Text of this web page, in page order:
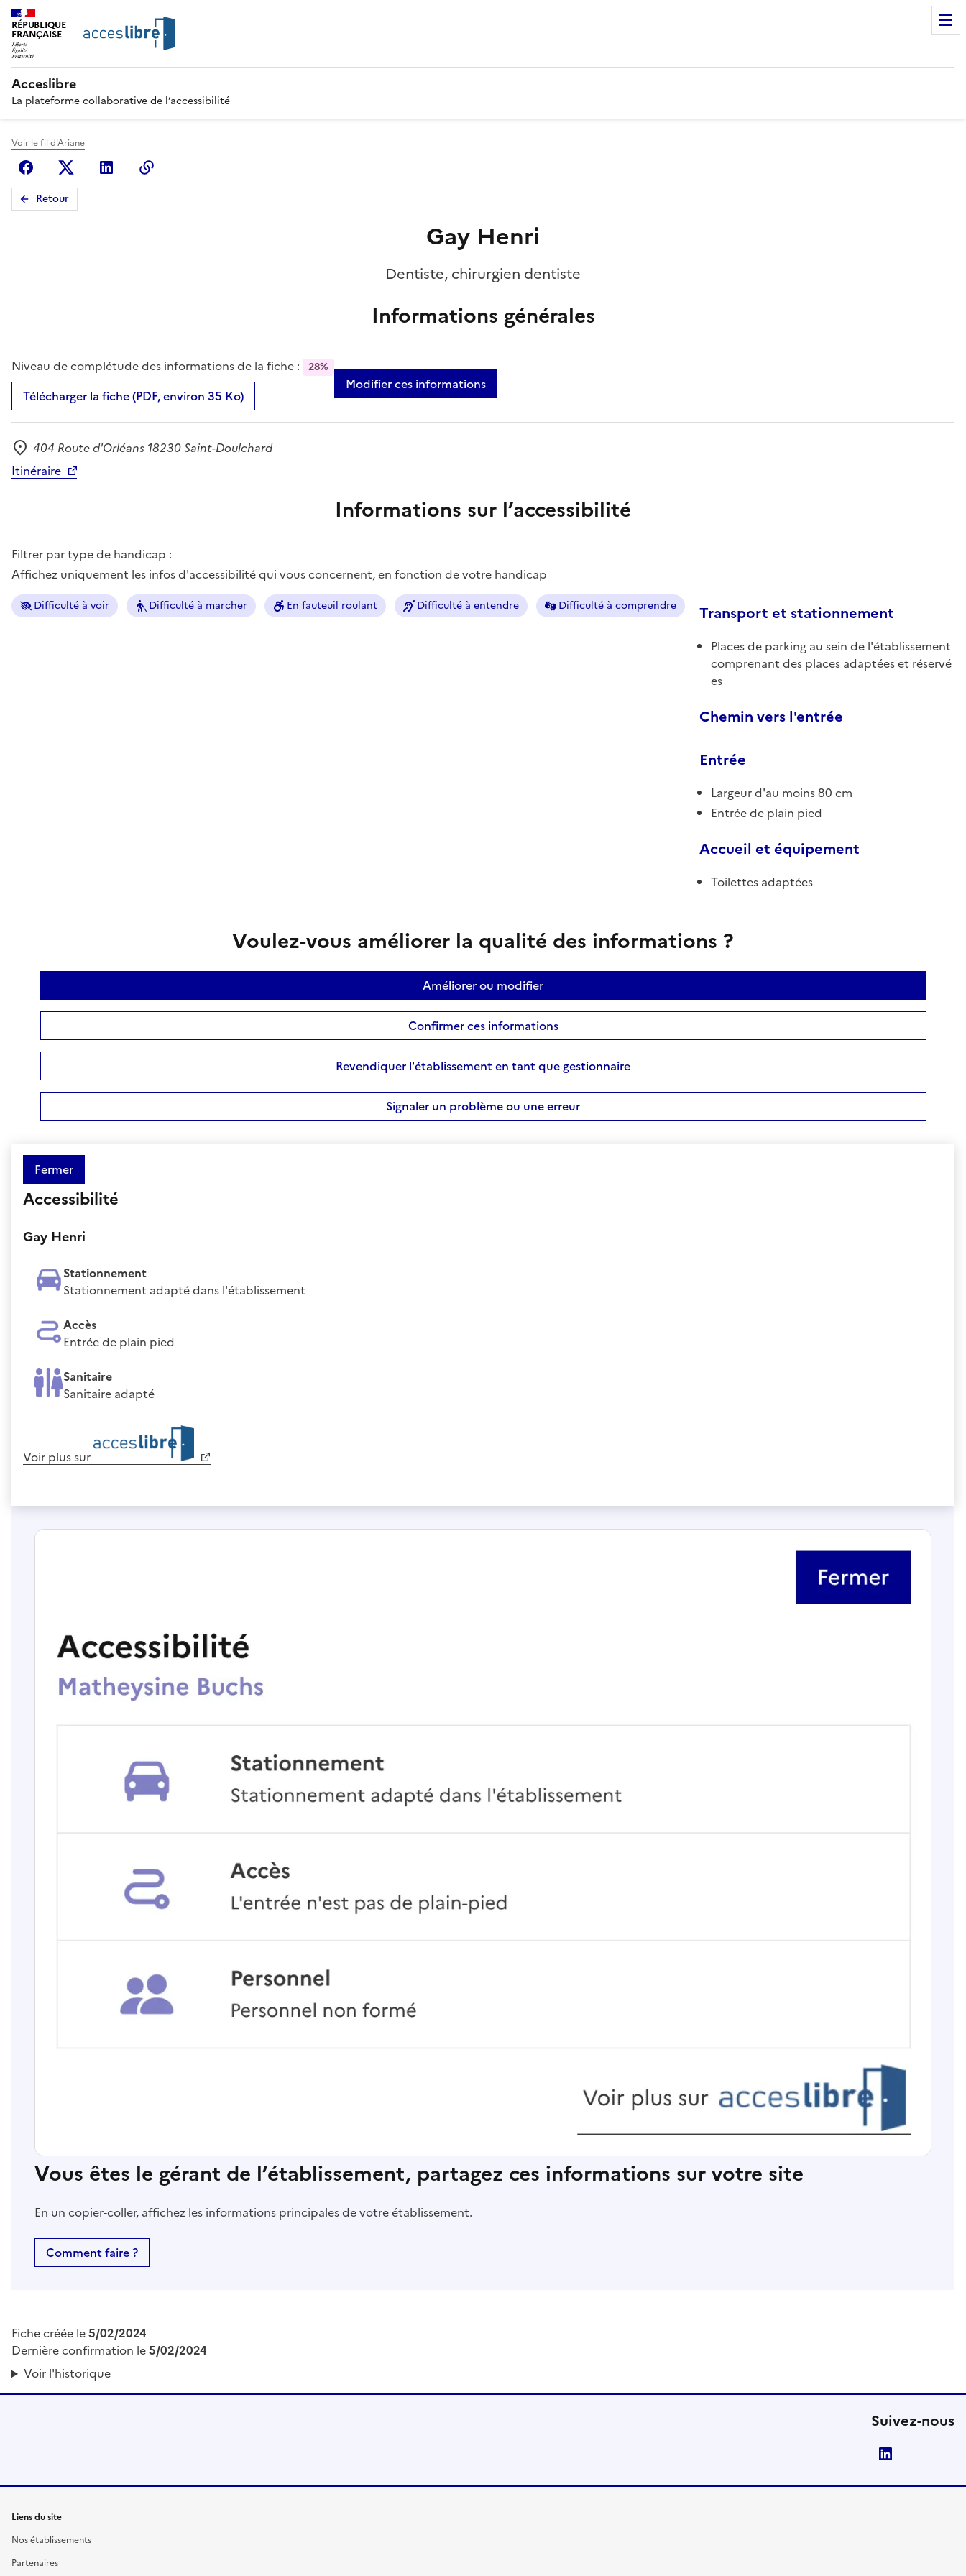
RÉPUBLIQUE
FRANÇAISE
Acceslibre
La plateforme collaborative de l’accessibilité
Voir le fil d'Ariane
FacebookX (anciennement Twitter)
Linkedin
Retour
Gay Henri
Dentiste, chirurgien dentiste
Informations générales
Niveau de complétude des informations de la fiche : 28%
Télécharger la fiche (PDF, environ 35 Ko)
Modifier ces informations
Adresse
404 Route d'Orléans 18230 Saint-Doulchard
Itinéraire
Informations sur l’accessibilité
Filtrer par type de handicap :
Affichez uniquement les infos d'accessibilité qui vous concernent, en fonction de votre handicap
Difficulté à voir Difficulté à marcher En fauteuil roulant Difficulté à entendre Difficulté à comprendre Transport et stationnement
Places de parking au sein de l'établissement
comprenant des places adaptées et réservé
es
Chemin vers l'entrée
Entrée
Largeur d'au moins 80 cm
Entrée de plain pied
Accueil et équipement
Toilettes adaptées
Voulez-vous améliorer la qualité des informations ?
Améliorer ou modifier
Confirmer ces informations
Revendiquer l'établissement en tant que gestionnaire
Signaler un problème ou une erreur
Fermer
Accessibilité
Gay Henri
Stationnement
Stationnement adapté dans l'établissement
Accès
Entrée de plain pied
Sanitaire
Sanitaire adapté
Voir plus sur
Vous êtes le gérant de l’établissement, partagez ces informations sur votre site
En un copier-coller, affichez les informations principales de votre établissement.
Comment faire ?
Fiche créée le5/02/2024
Dernière confirmation le5/02/2024
Voir l'historique
Suivez-nous
Liens du site
Nos établissements
Partenaires